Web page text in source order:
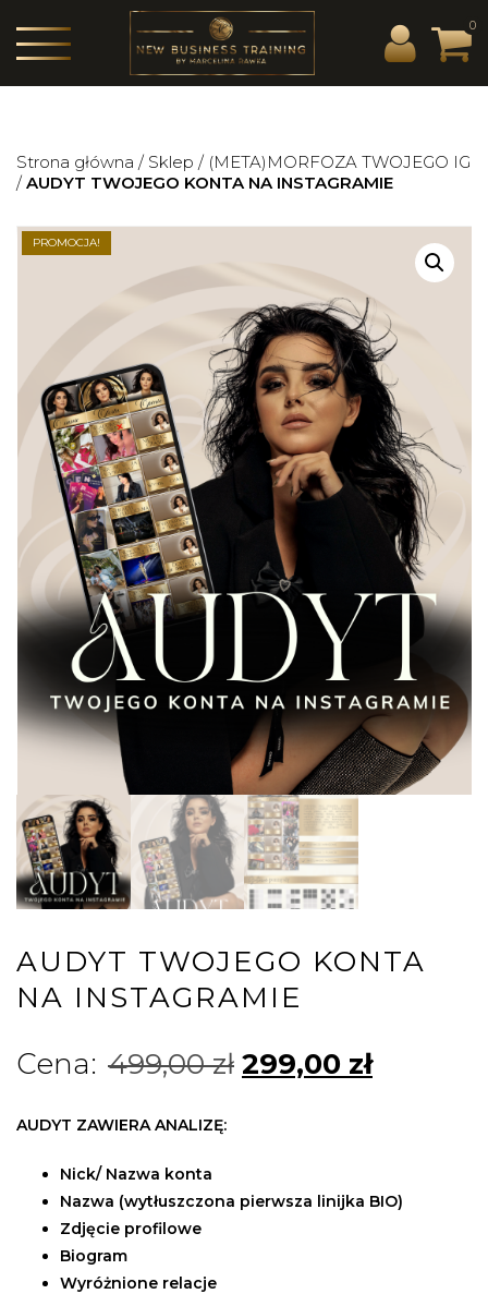
0
Strona główna / Sklep / (META)MORFOZA TWOJEGO IG
/AUDYT TWOJEGO KONTA NA INSTAGRAMIE
PROMOCJA!
AUDYT TWOJEGO KONTA
NA INSTAGRAMIE
499,00zł 299,00 zł
AUDYT ZAWIERA ANALIZĘ:
Nick/ Nazwa konta
Nazwa (wytłuszczona pierwsza linijka BIO)
Zdjęcie profilowe
Biogram
Wyróżnione relacje